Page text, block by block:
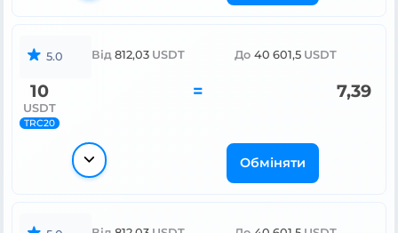
5.0 Від 812,03 USDT До 40 601,5 USDT
10
USDT
TRC20
= 7,39
Обміняти